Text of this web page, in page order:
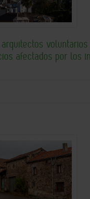
voluntarios
afectados por los